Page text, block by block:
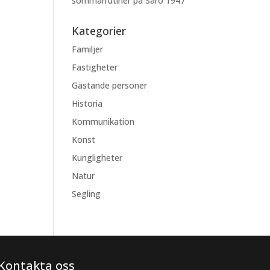
Kategorier
Familjer
Fastigheter
Gästande personer
Historia
Kommunikation
Konst
Kungligheter
Natur
Segling
oss